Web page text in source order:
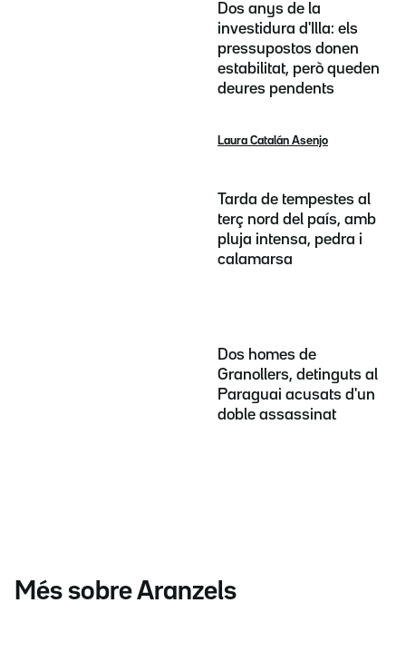
Dos anys de la
investidura d'Illa: els
pressupostos donen
estabilitat, però queden
deures pendents
Laura Catalán Asenjo
Tarda de tempestes al
terç nord del país, amb
pluja intensa, pedra i
calamarsa
Dos homes de
Granollers, detinguts al
Paraguai acusats d'un
doble assassinat
Més sobre Aranzels